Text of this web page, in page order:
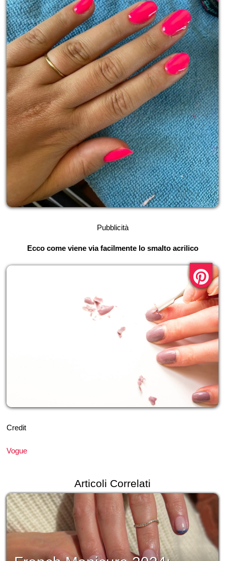
Pubblicità
Ecco come viene via facilmente lo smalto acrilico
Credit
Vogue
Articoli Correlati